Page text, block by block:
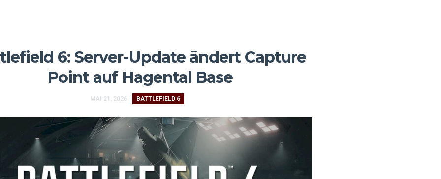
6: Server-Update ändert Capture
Point auf Hagental Base
MAI 21, 2026 BATTLEFIELD 6